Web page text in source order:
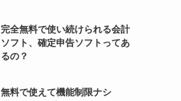
完全無料で使い続けられる会計
ソフト、確定申告ソフトってあ
るの？
無料で使えて機能制限ナシ